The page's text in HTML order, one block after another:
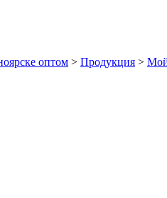
оптом > Продукция >